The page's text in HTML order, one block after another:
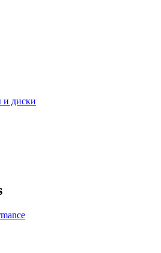
диски